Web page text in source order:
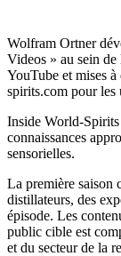
Wolfram Ortner
Videos » au sein
YouTube et mises
spirits.com pour les
Inside World-Spirits
connaissances
sensorielles.
La première saison
distillateurs, des
épisode. Les
public cible est
et du secteur de la